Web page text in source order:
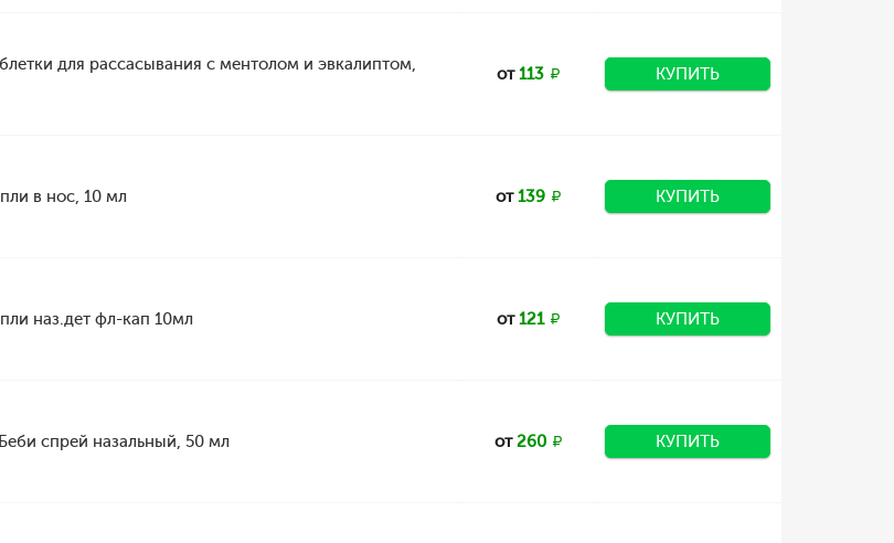
для рассасывания с ментолом и эвкалиптом,
от113 КУПИТЬ
в нос, 10 мл от139 КУПИТЬ
наз.дет фл-кап 10мл от121 КУПИТЬ
спрей назальный, 50 мл от260 КУПИТЬ